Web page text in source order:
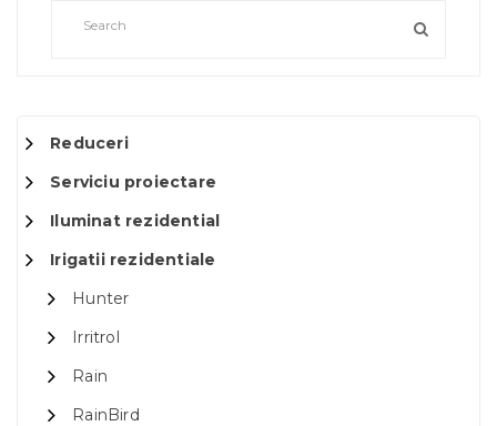
Reduceri
Serviciu proiectare
Iluminat rezidential
Irigatii rezidentiale
Hunter
Irritrol
Rain
RainBird